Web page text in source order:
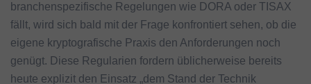
branchenspezifische Regelungen wie DORA oder TISAX
fällt, wird sich bald mit der Frage konfrontiert sehen, ob die
eigene kryptografische Praxis den Anforderungen noch
genügt. Diese Regularien fordern üblicherweise bereits
heute explizit den Einsatz „dem Stand der Technik